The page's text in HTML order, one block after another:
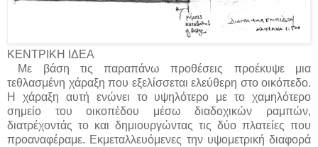
ΚΕΝΤΡΙΚΗ ΙΔΕΑ
Με βάση τις παραπάνω προθέσεις προέκυψε μια
τεθλασμένη χάραξη που εξελίσσεται ελεύθερη στο οικόπεδο.
Η χάραξη αυτή ενώνει το υψηλότερο με το χαμηλότερο
σημείο του οικοπέδου μέσω διαδοχικών ραμπών,
διατρέχοντάς το και δημιουργώντας τις δύο πλατείες που
προαναφέραμε. Εκμεταλλευόμενες την υψομετρική διαφορά